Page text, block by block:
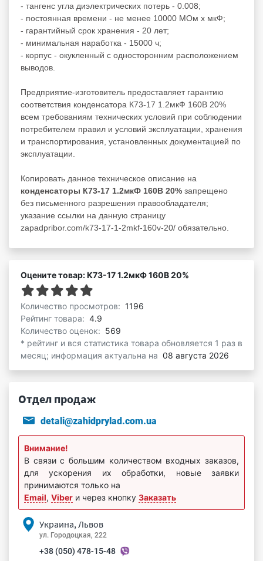
- тангенс угла диэлектрических потерь - 0.008;
- постоянная времени - не менее 10000 МОм х мкФ;
- гарантийный срок хранения - 20 лет;
- минимальная наработка - 15000 ч;
- корпус - окукленный с односторонним расположением
выводов.
Предприятие-изготовитель предоставляет гарантию
соответствия конденсатора К73-17 1.2мкФ 160В 20%
всем требованиям технических условий при соблюдении
потребителем правил и условий эксплуатации, хранения
и транспортирования, установленных документацией по
эксплуатации.
Копировать данное техническое описание на
конденсаторы К73-17 1.2мкФ 160В 20% запрещено
без письменного разрешения правообладателя;
указание ссылки на данную страницу
zapadpribor.com/k73-17-1-2mkf-160v-20/ обязательно.
Оцените товар: К73-17 1.2мкФ 160В 20%
Количество просмотров: 1196
Рейтинг товара: 4.9
Количество оценок: 569
* рейтинг и вся статистика товара обновляется 1 раз в
месяц; информация актуальна на 08 августа 2026
Отдел продаж
detali@zahidprylad.com.ua
Внимание!
В связи с большим количеством входных заказов,
для ускорения их обработки, новые заявки
принимаются только на
Email, Viber и через кнопку Заказать
Украина, Львов
ул. Городоцкая, 222
+38 (050) 478-15-48